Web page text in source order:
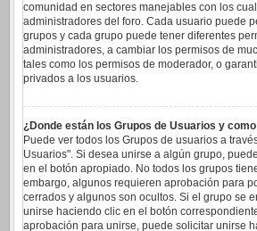
comunidad en sectores manejables con los
administradores del foro. Cada usuario puede
grupos y cada grupo puede tener diferentes
administradores, a cambiar los permisos de
tales como los permisos de moderador, o
privados a los usuarios.
¿Donde están los Grupos de Usuarios y
Puede ver todos los Grupos de usuarios a
Usuarios". Si desea unirse a algún grupo,
en el botón apropiado. No todos los grupos
embargo, algunos requieren aprobación para
cerrados y algunos son ocultos. Si el grupo se
unirse haciendo clic en el botón
aprobación para unirse, puede solicitar unirse